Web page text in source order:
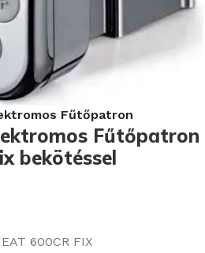
ide
Fűtőpatron
Fűtőpatron
bekötéssel
600CR FIX